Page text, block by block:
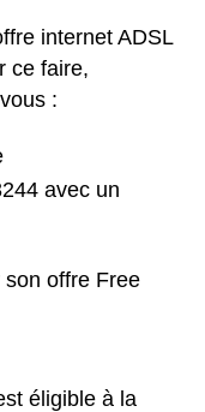
internet ADSL
ce faire,
:
avec un
offre Free
éligible à la